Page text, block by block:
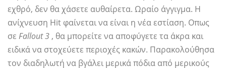
εχθρό, δεν θα χάσετε αυθαίρετα. Ωραίο άγγιγμα. Η
ανίχνευση Hit φαίνεται να είναι η νέα εστίαση. Οπως
σε Fallout 3 , θα μπορείτε να αποφύγετε τα άκρα και
ειδικά να στοχεύετε περιοχές κακών. Παρακολούθησα
τον διαδηλωτή να βγάλει μερικά πόδια από μερικούς